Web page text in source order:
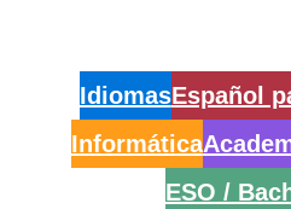
IdiomasEspañol
Informática
ESO /